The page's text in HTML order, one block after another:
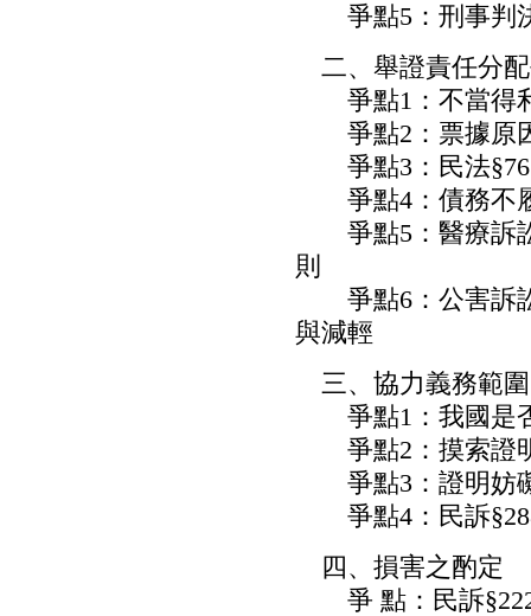
爭點5：刑事判
二、舉證責任分
爭點1：不當得利
爭點2：票據原因
爭點3：民法
爭點4：債務不履
爭點5：醫療訴訟
則
爭點6：公害訴訟
與減輕
三、協力義務範
爭點1：我國是否
爭點2：摸索證
爭點3：證明妨礙
爭點4：民訴
四、損害之酌定
爭 點：民訴